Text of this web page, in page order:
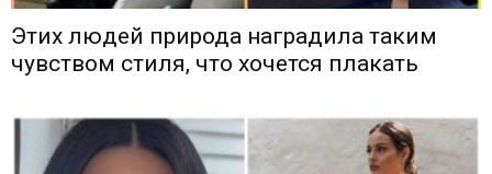
Этих людей природа наградила таким
чувством стиля, что хочется плакать